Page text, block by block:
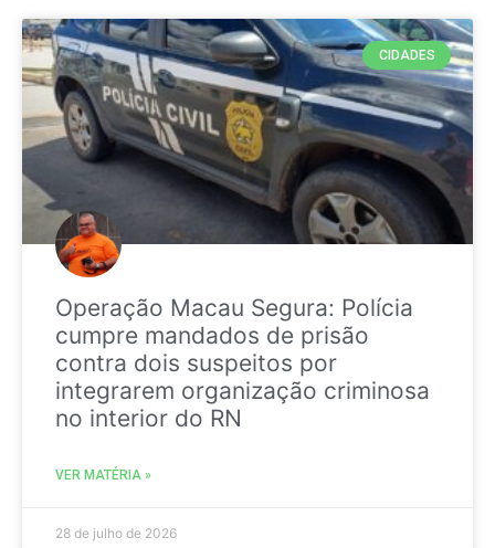
CIDADES
Operação Macau Segura: Polícia
cumpre mandados de prisão
contra dois suspeitos por
integrarem organização criminosa
no interior do RN
VER MATÉRIA »
28 de julho de 2026